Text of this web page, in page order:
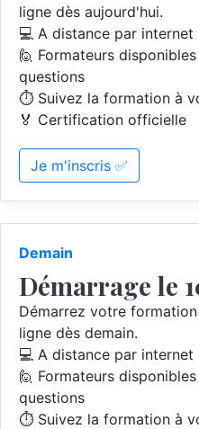
ligne dès aujourd'hui.
💻 A distance par internet
🙋 Formateurs
questions
⏱️ Suivez la formation à
🏅 Certification officielle
Je m'inscris ✅
Demain
Démarrage le
Démarrez votre
ligne dès demain.
💻 A distance par internet
🙋 Formateurs
questions
⏱️ Suivez la formation à